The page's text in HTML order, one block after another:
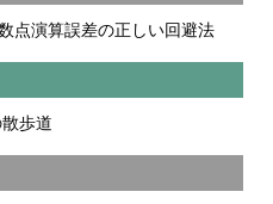
点演算誤差の正しい回避法
歩道